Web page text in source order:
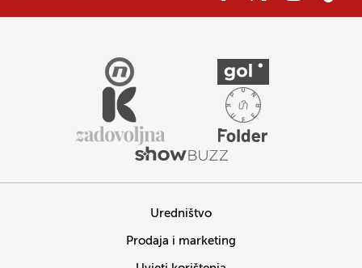
Uredništvo
Prodaja i marketing